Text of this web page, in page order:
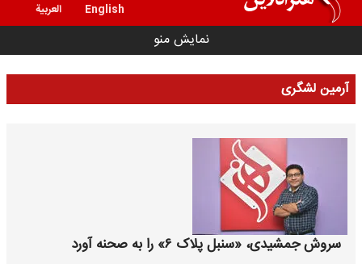
English العربية
نمایش منو
آرمین لشگری
سروش جمشیدی، «سنبل پلاک ۶» را به صحنه آورد